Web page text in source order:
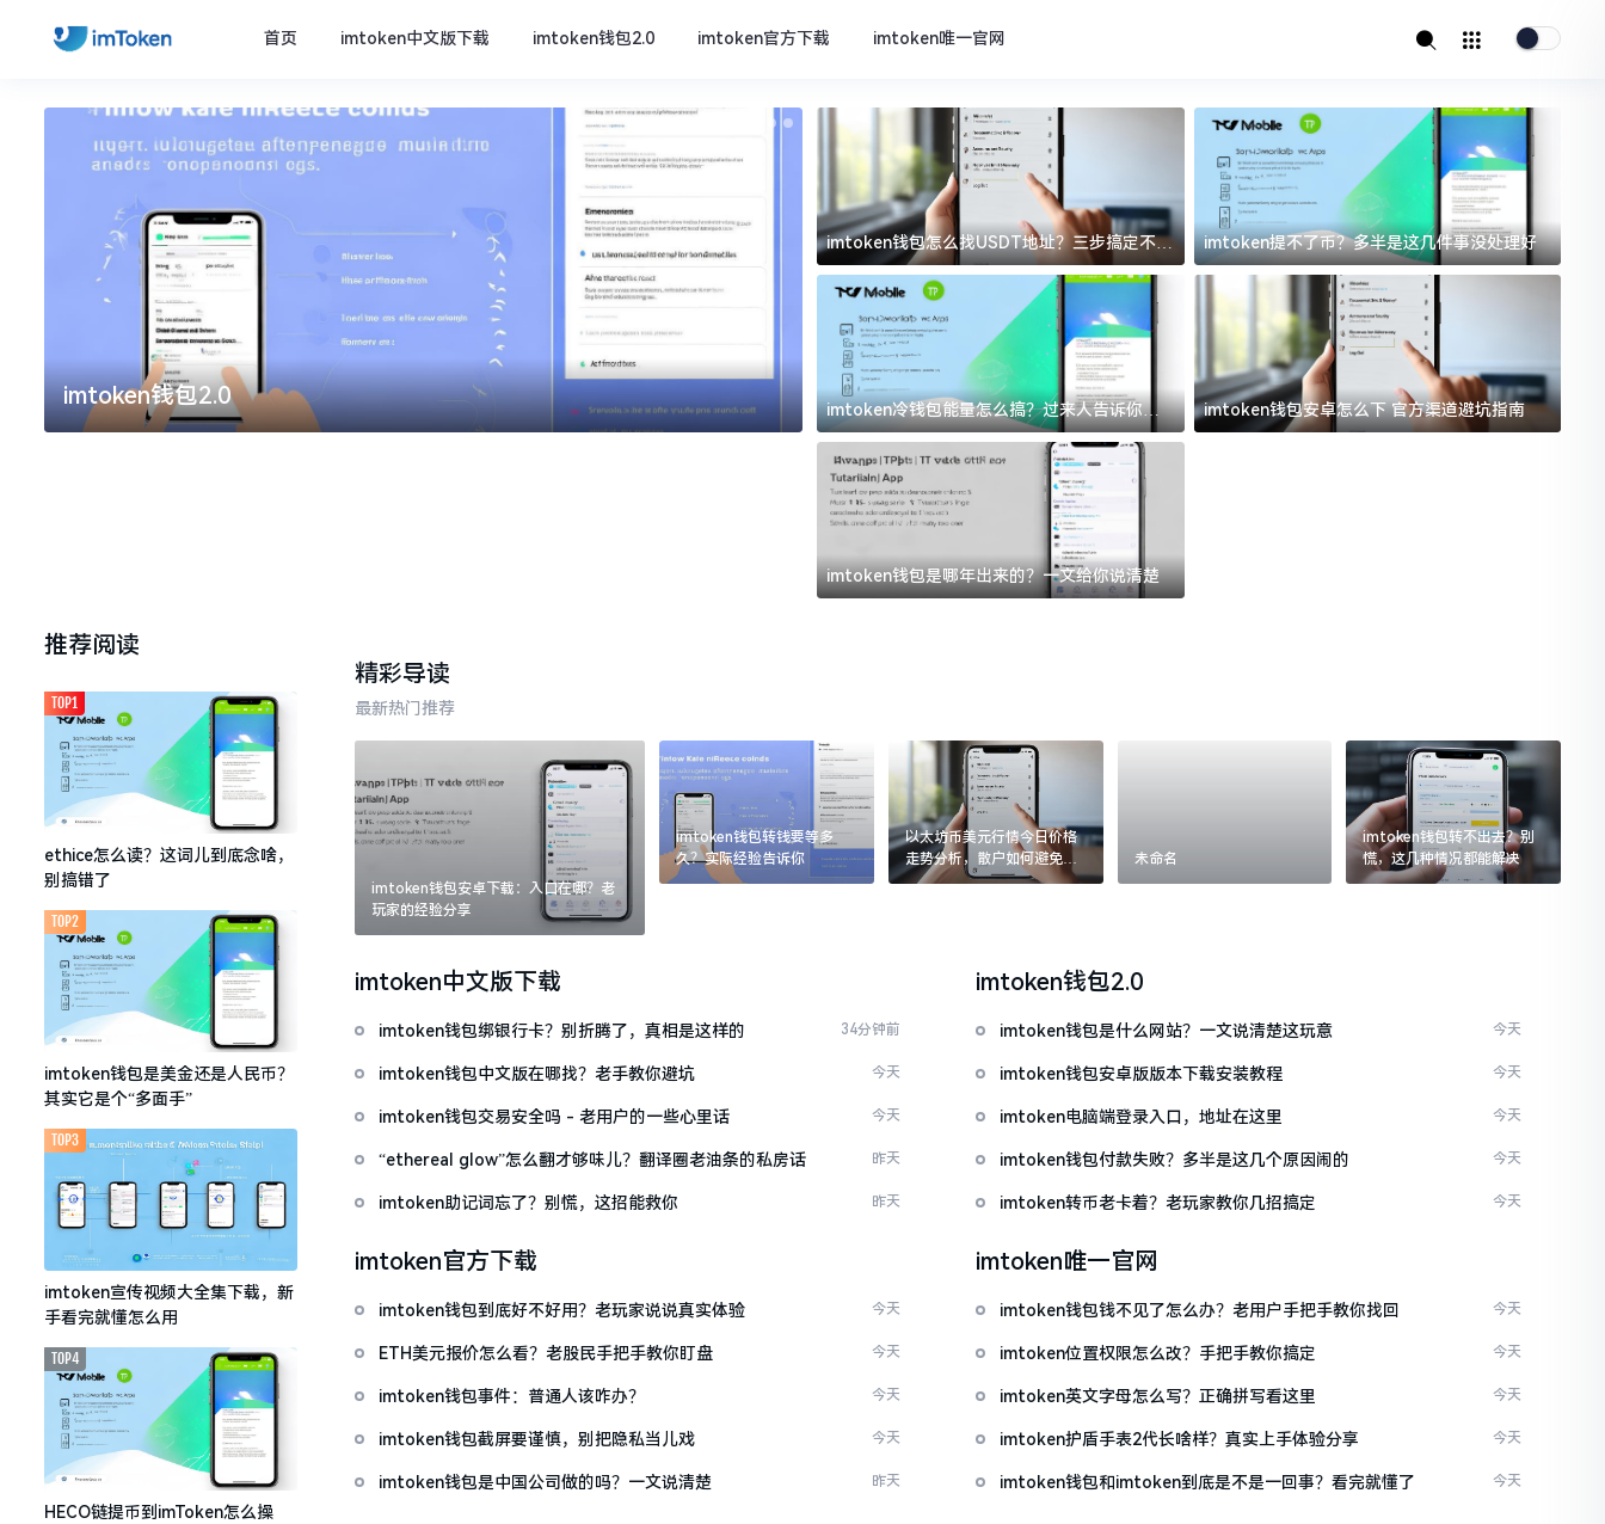
首页 imtoken中文版下载 imtoken钱包2.0 imtoken官方下载 imtoken唯一官网
imtoken钱包2.0 imtoken官方下载
imtoken钱包怎么找USDT地址？三步搞定不踩
坑
imtoken提不了币？多半是这几件事没处理好
imtoken冷钱包能量怎么搞？过来人告诉你门
道
imtoken钱包安卓怎么下 官方渠道避坑指南
imtoken钱包是哪年出来的？一文给你说清楚
推荐阅读
ethice怎么读？这词儿到底念啥，
别搞错了
TOP1
imtoken钱包是美金还是人民币？
其实它是个“多面手”
TOP2
imtoken宣传视频大全集下载，新
手看完就懂怎么用
TOP3
HECO链提币到imToken怎么操
TOP4
精彩导读
最新热门推荐
imtoken钱包安卓下载：入口在哪？老
玩家的经验分享
imtoken钱包转钱要等多
久？实际经验告诉你
以太坊币美元行情今日价格
走势分析，散户如何避免追
涨杀跌被套牢
未命名
imtoken钱包转不出去？别
慌，这几种情况都能解决
imtoken中文版下载
imtoken钱包绑银行卡？别折腾了，真相是这样的 34分钟前
imtoken钱包中文版在哪找？老手教你避坑 今天
imtoken钱包交易安全吗 - 老用户的一些心里话 今天
“ethereal glow”怎么翻才够味儿？翻译圈老油条的私房话 昨天
imtoken助记词忘了？别慌，这招能救你 昨天
imtoken钱包2.0
imtoken钱包是什么网站？一文说清楚这玩意 今天
imtoken钱包安卓版版本下载安装教程 今天
imtoken电脑端登录入口，地址在这里 今天
imtoken钱包付款失败？多半是这几个原因闹的 今天
imtoken转币老卡着？老玩家教你几招搞定 今天
imtoken官方下载
imtoken钱包到底好不好用？老玩家说说真实体验 今天
ETH美元报价怎么看？老股民手把手教你盯盘 今天
imtoken钱包事件：普通人该咋办？ 今天
imtoken钱包截屏要谨慎，别把隐私当儿戏 今天
imtoken钱包是中国公司做的吗？一文说清楚 昨天
imtoken唯一官网
imtoken钱包钱不见了怎么办？老用户手把手教你找回 今天
imtoken位置权限怎么改？手把手教你搞定 今天
imtoken英文字母怎么写？正确拼写看这里 今天
imtoken护盾手表2代长啥样？真实上手体验分享 今天
imtoken钱包和imtoken到底是不是一回事？看完就懂了 今天